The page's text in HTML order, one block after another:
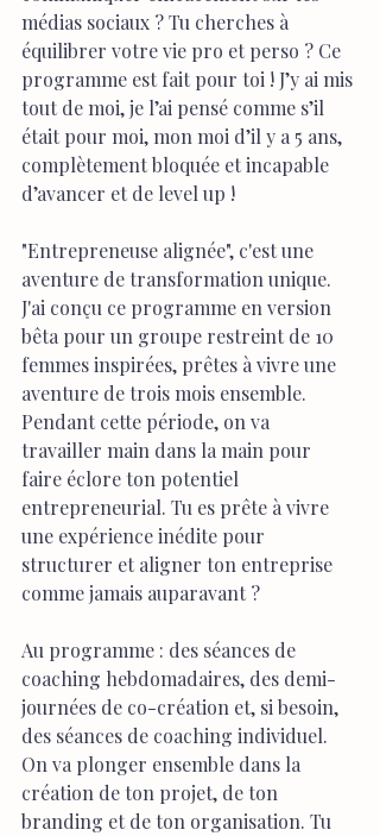
médias sociaux ? Tu cherches à
équilibrer votre vie pro et perso ? Ce
programme est fait pour toi ! J’y ai mis
tout de moi, je l’ai pensé comme s’il
était pour moi, mon moi d’il y a 5 ans,
complètement bloquée et incapable
d’avancer et de level up !
"Entrepreneuse alignée", c'est une
aventure de transformation unique.
J'ai conçu ce programme en version
bêta pour un groupe restreint de 10
femmes inspirées, prêtes à vivre une
aventure de trois mois ensemble.
Pendant cette période, on va
travailler main dans la main pour
faire éclore ton potentiel
entrepreneurial. Tu es prête à vivre
une expérience inédite pour
structurer et aligner ton entreprise
comme jamais auparavant ?
Au programme : des séances de
coaching hebdomadaires, des demi-
journées de co-création et, si besoin,
des séances de coaching individuel.
On va plonger ensemble dans la
création de ton projet, de ton
branding et de ton organisation. Tu